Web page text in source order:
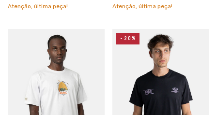
Atenção, última peça! Atenção, última peça!
-20%